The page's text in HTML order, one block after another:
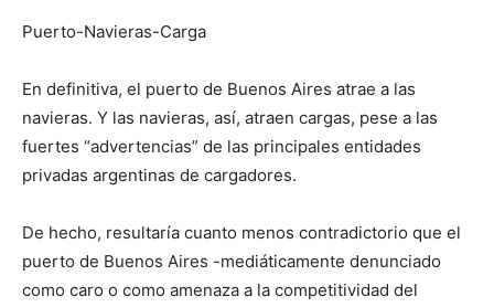
Puerto-Navieras-Carga
En definitiva, el puerto de Buenos Aires atrae a las
navieras. Y las navieras, así, atraen cargas, pese a las
fuertes “advertencias” de las principales entidades
privadas argentinas de cargadores.
De hecho, resultaría cuanto menos contradictorio que el
puerto de Buenos Aires -mediáticamente denunciado
como caro o como amenaza a la competitividad del